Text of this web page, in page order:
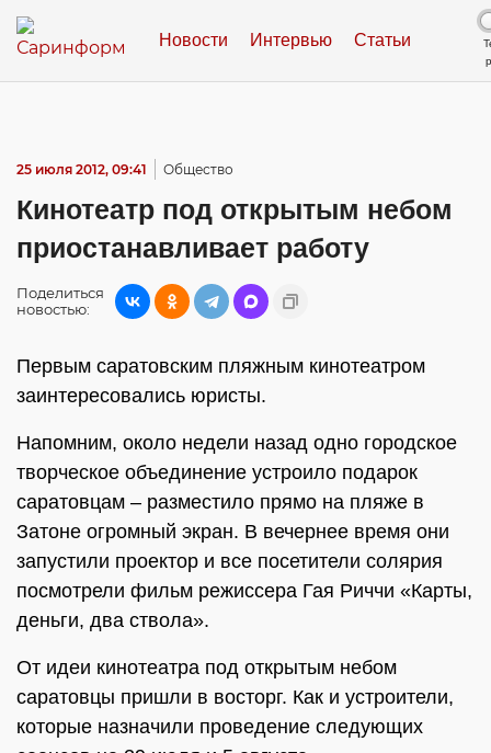
Новости Интервью Статьи
25 июля 2012, 09:41 Общество
Кинотеатр под открытым небом
приостанавливает работу
Поделиться
новостью:
Первым саратовским пляжным кинотеатром
заинтересовались юристы.
Напомним, около недели назад одно городское
творческое объединение устроило подарок
саратовцам – разместило прямо на пляже в
Затоне огромный экран. В вечернее время они
запустили проектор и все посетители солярия
посмотрели фильм режиссера Гая Риччи «Карты,
деньги, два ствола».
От идеи кинотеатра под открытым небом
саратовцы пришли в восторг. Как и устроители,
которые назначили проведение следующих